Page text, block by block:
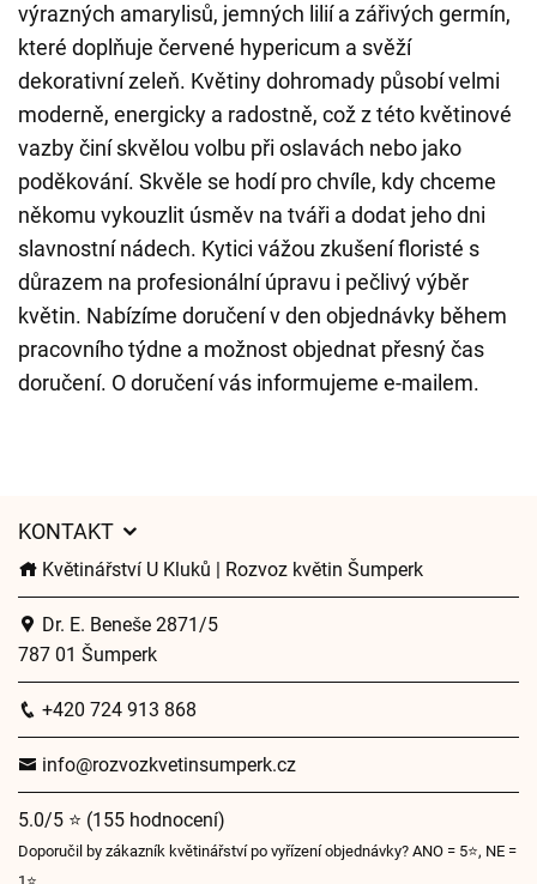
výrazných amarylisů, jemných lilií a zářivých germín,
které doplňuje červené hypericum a svěží
dekorativní zeleň. Květiny dohromady působí velmi
moderně, energicky a radostně, což z této květinové
vazby činí skvělou volbu při oslavách nebo jako
poděkování. Skvěle se hodí pro chvíle, kdy chceme
někomu vykouzlit úsměv na tváři a dodat jeho dni
slavnostní nádech. Kytici vážou zkušení floristé s
důrazem na profesionální úpravu i pečlivý výběr
květin. Nabízíme doručení v den objednávky během
pracovního týdne a možnost objednat přesný čas
doručení. O doručení vás informujeme e-mailem.
KONTAKT
Květinářství U Kluků | Rozvoz květin Šumperk
Dr. E. Beneše 2871/5
787 01 Šumperk
+420 724 913 868
info@rozvozkvetinsumperk.cz
5.0/5 ⭐ (155 hodnocení)
Doporučil by zákazník květinářství po vyřízení objednávky? ANO = 5⭐, NE =